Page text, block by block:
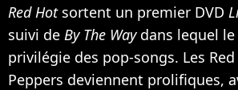
Red Hot sortent un premier DVD
suivi de By The Way dans lequel
privilégie des pop-songs. Les
Peppers deviennent prolifiques,